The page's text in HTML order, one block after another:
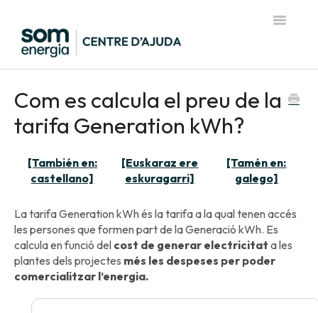
Toggle
Com es calcula el preu de la
tarifa Generation kWh?
[También en:
castellano]
[Euskaraz ere
eskuragarri]
[Tamén en:
galego]
La tarifa Generation kWh és la tarifa a la qual tenen accés
les persones que formen part de la Generació kWh. Es
calcula en funció del cost de generar electricitat a les
plantes dels projectes més les despeses per poder
comercialitzar l’energia.